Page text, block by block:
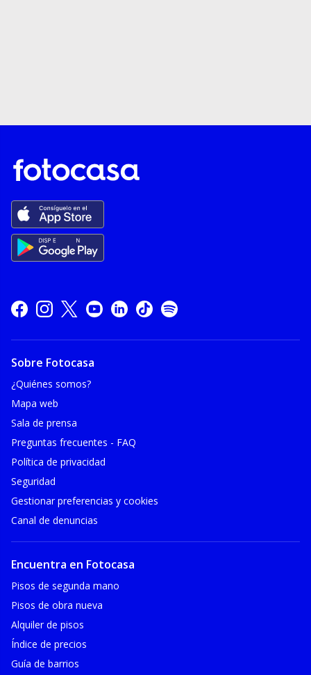
Sobre Fotocasa
¿Quiénes somos?
Mapa web
Sala de prensa
Preguntas frecuentes - FAQ
Política de privacidad
Seguridad
Gestionar preferencias y cookies
Canal de denuncias
Encuentra en Fotocasa
Pisos de segunda mano
Pisos de obra nueva
Alquiler de pisos
Índice de precios
Guía de barrios